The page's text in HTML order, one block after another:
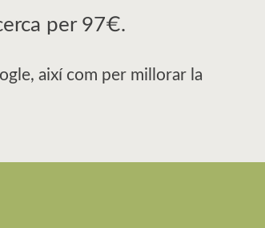
per 97€.
així com per millorar la